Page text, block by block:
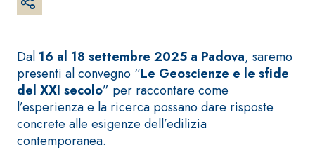
Dal 16 al 18 settembre 2025 a Padova, saremo
presenti al convegno “Le Geoscienze e le sfide
del XXI secolo” per raccontare come
l’esperienza e la ricerca possano dare risposte
concrete alle esigenze dell’edilizia
contemporanea.
Guaina
impermeabilizzante
elastica
monocomponente
polimero
cementizia
ad elevata
qualità per
interni